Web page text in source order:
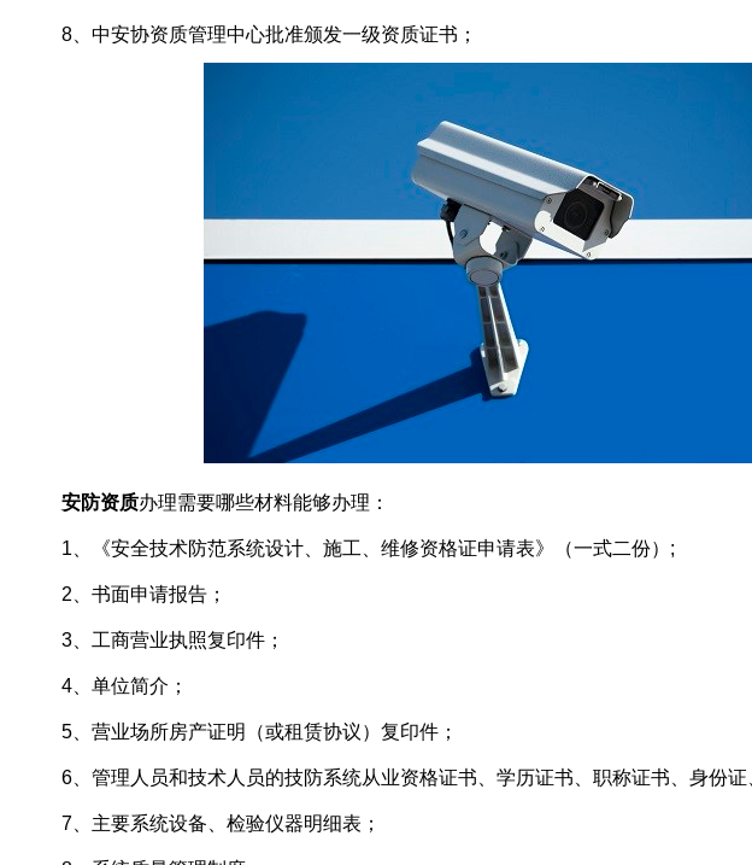
8、中安协资质管理中心批准颁发一级资质证书；
安防资质办理需要哪些材料能够办理：
1、《安全技术防范系统设计、施工、维修资格证申请表》（一式二份）;
2、书面申请报告；
3、工商营业执照复印件；
4、单位简介；
5、营业场所房产证明（或租赁协议）复印件；
6、管理人员和技术人员的技防系统从业资格证书、学历证书、职称证书、身份证
7、主要系统设备、检验仪器明细表；